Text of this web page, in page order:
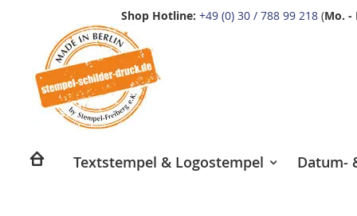
Shop Hotline: +49 (0) 30 / 788 99 218 (Mo. -
springen
Textstempel & Logostempel Datum-